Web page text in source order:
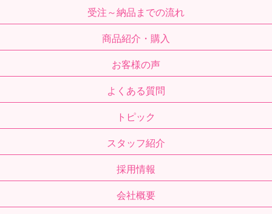
受注～納品までの流れ
商品紹介・購入
お客様の声
よくある質問
トピック
スタッフ紹介
採用情報
会社概要